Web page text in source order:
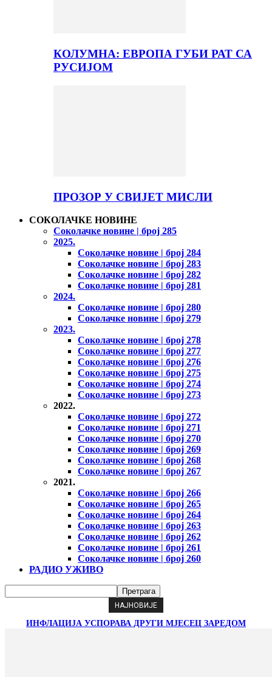
КОЛУМНА: ЕВРОПА ГУБИ РАТ СА
РУСИЈОМ
ПРОЗОР У СВИЈЕТ МИСЛИ
СОКОЛАЧКЕ НОВИНЕ
Соколачке новине | број 285
2025.
Соколачке новине | број 284
Соколачке новине | број 283
Соколачке новине | број 282
Соколачке новине | број 281
2024.
Соколачке новине | број 280
Соколачке новине | број 279
2023.
Соколачке новине | број 278
Соколачке новине | број 277
Соколачке новине | број 276
Соколачке новине | број 275
Соколачке новине | број 274
Соколачке новине | број 273
2022.
Соколачке новине | број 272
Соколачке новине | број 271
Соколачке новине | број 270
Соколачке новине | број 269
Соколачке новине | број 268
Соколачке новине | број 267
2021.
Соколачке новине | број 266
Соколачке новине | број 265
Соколачке новине | број 264
Соколачке новине | број 263
Соколачке новине | број 262
Соколачке новине | број 261
Соколачке новине | број 260
РАДИО УЖИВО
НАЈНОВИЈЕ
ИНФЛАЦИЈА УСПОРАВА ДРУГИ МЈЕСЕЦ ЗАРЕДОМ